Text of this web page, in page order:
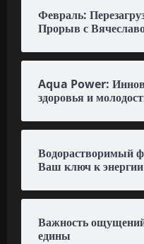
Февраль:
Прорыв с
Aqua Power:
здоровья и
Водорастворимый
Ваш ключ к
Важность
едины